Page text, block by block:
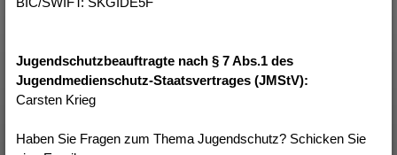
Jugendschutzbeauftragte nach § 7 Abs.1 des
Jugendmedienschutz-Staatsvertrages (JMStV):
Carsten Krieg
Haben Sie Fragen zum Thema Jugendschutz? Schicken Sie